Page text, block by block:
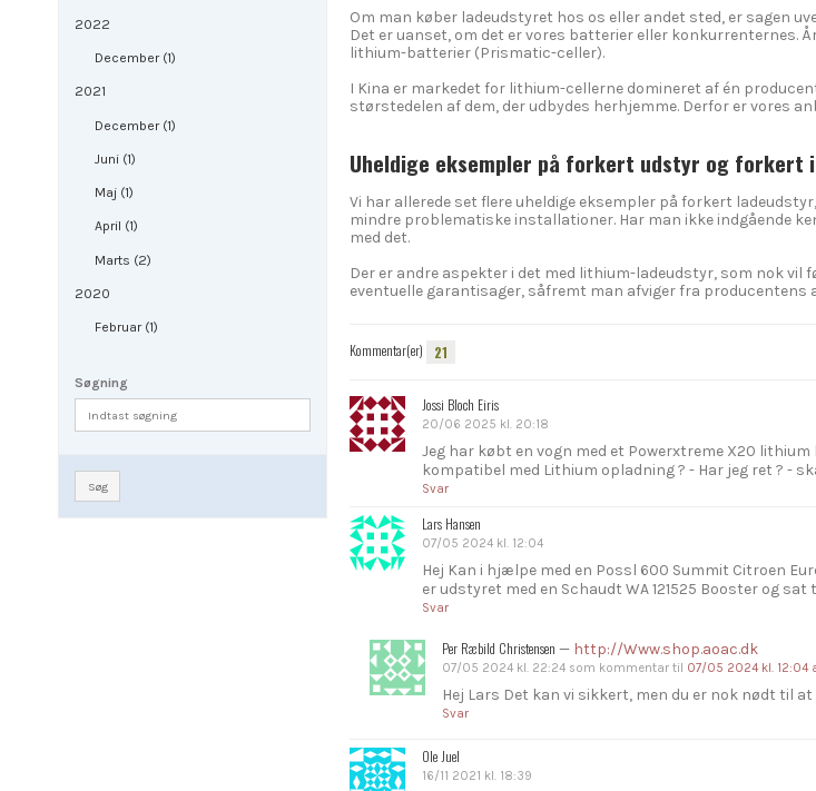
2022
December (1)
2021
December (1)
Juni (1)
Maj (1)
April (1)
Marts (2)
2020
Februar (1)
Søgning
Søg
Om man køber ladeudstyret hos os eller andet sted, er sagen
Det er uanset, om det er vores batterier eller konkurrenternes.
lithium-batterier (Prismatic-celler).
I Kina er markedet for lithium-cellerne domineret af én
størstedelen af dem, der udbydes herhjemme. Derfor er vores
Uheldige eksempler på forkert udstyr og forkert
Vi har allerede set flere uheldige eksempler på forkert
mindre problematiske installationer. Har man ikke indgående
med det.
Der er andre aspekter i det med lithium-ladeudstyr, som nok vil
eventuelle garantisager, såfremt man afviger fra
Kommentar(er) 21
Jossi Bloch Eiris
20/06 2025 kl. 20:18
Jeg har købt en vogn med et Powerxtreme X20 lithium
kompatibel med Lithium opladning ? - Har jeg ret ? -
Svar
Lars Hansen
07/05 2024 kl. 12:04
Hej Kan i hjælpe med en Possl 600 Summit Citroen
er udstyret med en Schaudt WA 121525 Booster og
Svar
Per Ræbild Christensen — http://Www.shop.aoac.dk
07/05 2024 kl. 22:24 som kommentar til 07/05 2024 kl. 12:04
Hej Lars Det kan vi sikkert, men du er nok nødt til
Svar
Ole Juel
16/11 2021 kl. 18:39